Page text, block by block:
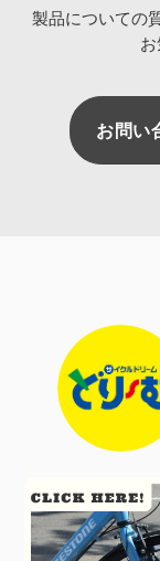
製品についての
お問い